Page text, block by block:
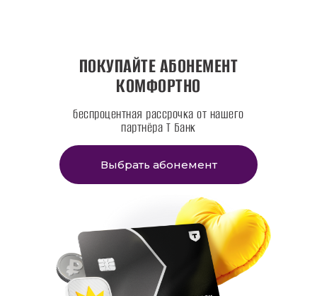
Выбрать абонемент
ПОКУПАЙТЕ АБОНЕМЕНТ
КОМФОРТНО
беспроцентная рассрочка от нашего
партнёра Т Банк